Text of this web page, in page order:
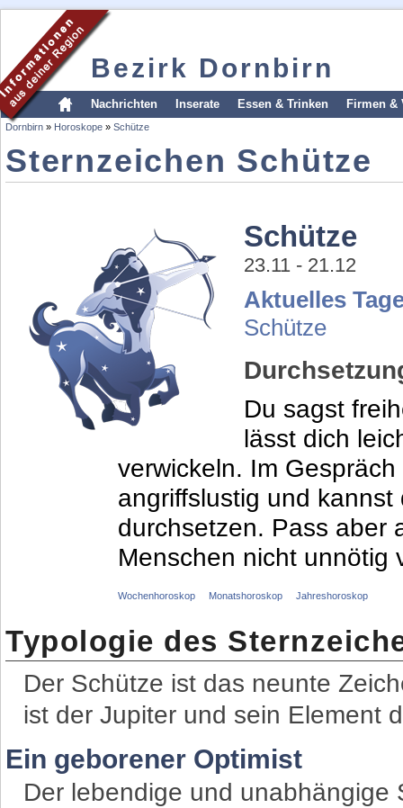
Bezirk Dornbirn
Nachrichten Inserate Essen & Trinken Firmen &
Dornbirn » Horoskope » Schütze
Sternzeichen Schütze
Schütze
23.11 - 21.12
Aktuelles
Schütze
Du sagst
lässt dich
verwickeln. Im
angriffslustig und
durchsetzen. Pass aber
Menschen nicht unnötig
Wochenhoroskop Monatshoroskop Jahreshoroskop
Typologie des
Der Schütze ist das neunte
ist der Jupiter und sein Element
Ein geborener Optimist
Der lebendige und unabhängige